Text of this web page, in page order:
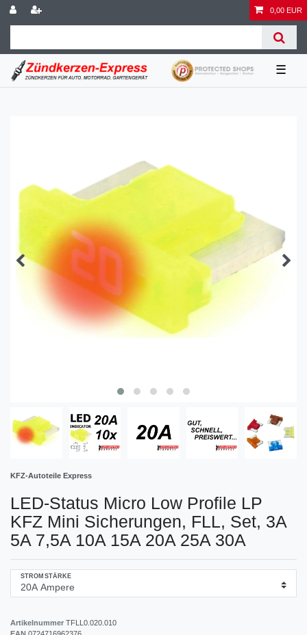
0,00 EUR
☰
KFZ-Autoteile Express
LED-Status Micro Low Profile LP
KFZ Mini Sicherungen, FLL, Set, 3A
5A 7,5A 10A 15A 20A 25A 30A
STROMSTÄRKE
Artikelnummer TFLL0.020.010
EAN 0724716962376